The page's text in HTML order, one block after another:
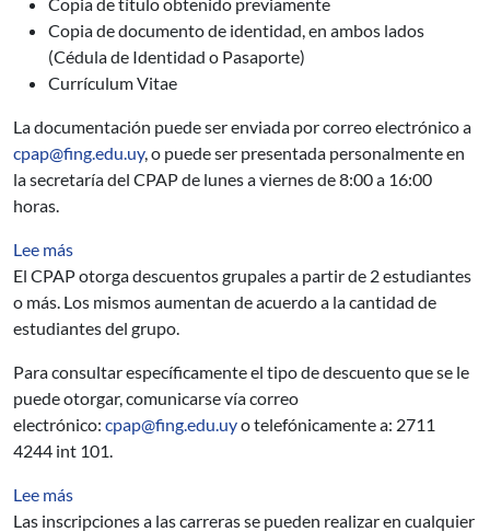
Copia de documento de identidad, en ambos lados
(Cédula de Identidad o Pasaporte)
Currículum Vitae
La documentación puede ser enviada por correo electrónico a
cpap@fing.edu.uy, o puede ser presentada personalmente en
la secretaría del CPAP de lunes a viernes de 8:00 a 16:00
horas.
Lee mássobre ¿Existe algún tipo de descuento para empresas o
El CPAP otorga descuentos grupales a partir de 2 estudiantes
o más. Los mismos aumentan de acuerdo a la cantidad de
estudiantes del grupo.
Para consultar específicamente el tipo de descuento que se le
puede otorgar,comunicarse vía correo
electrónico: cpap@fing.edu.uyo telefónicamente a: 2711
4244 int 101.
Lee mássobre ¿Cuándo puedo inscribirme a una carrera?
Las inscripciones a las carreras se pueden realizar en cualquier